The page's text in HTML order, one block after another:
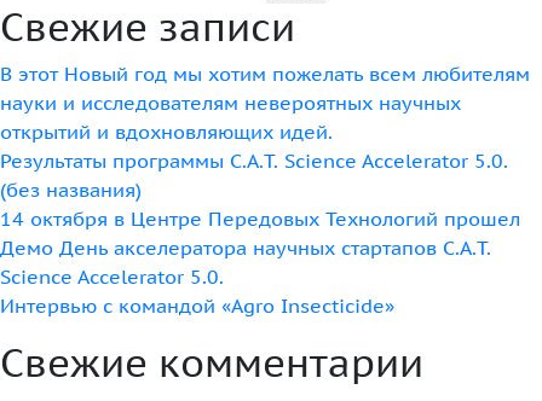
Свежие записи
В этот Новый год мы хотим пожелать всем любителям
науки и исследователям невероятных научных
открытий и вдохновляющих идей.
Результаты программы C.A.T. Science Accelerator 5.0.
(без названия)
14 октября в Центре Передовых Технологий прошел
Демо День акселератора научных стартапов C.A.T.
Science Accelerator 5.0.
Интервью с командой «Agro Insecticide»
Свежие комментарии